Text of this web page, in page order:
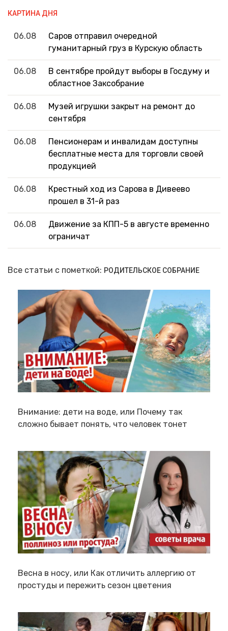
КАРТИНА ДНЯ
06.08
Саров отправил очередной
гуманитарный груз в Курскую область
06.08
В сентябре пройдут выборы в Госдуму и
областное Заксобрание
06.08
Музей игрушки закрыт на ремонт до
сентября
06.08
Пенсионерам и инвалидам доступны
бесплатные места для торговли своей
продукцией
06.08
Крестный ход из Сарова в Дивеево
прошел в 31-й раз
06.08
Движение за КПП-5 в августе временно
ограничат
Все статьи с пометкой: РОДИТЕЛЬСКОЕ СОБРАНИЕ
Внимание: дети на воде, или Почему так
сложно бывает понять, что человек тонет
Весна в носу, или Как отличить аллергию от
простуды и пережить сезон цветения